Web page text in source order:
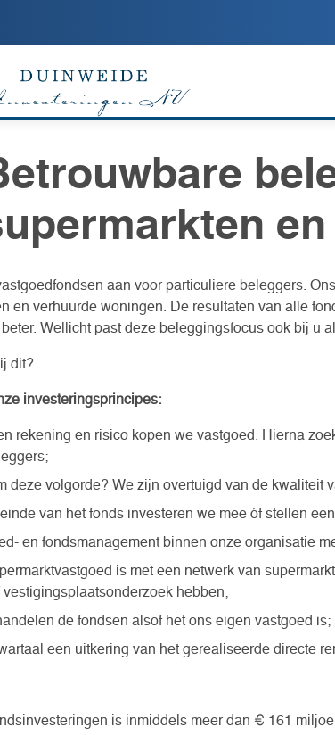
aan voor particuliere beleggers.
en verhuurde woningen. De resultaten van alle
Wellicht past deze beleggingsfocus ook bij u
dit?
investeringsprincipes:
rekening en risico kopen we vastgoed. Hierna
deze volgorde? We zijn overtuigd van de kwaliteit
einde van het fonds investeren we mee óf stellen
en fondsmanagement binnen onze organisatie
is met een netwerk van
vestigingsplaatsonderzoek hebben;
de fondsen alsof het ons eigen vastgoed is;
een uitkering van het gerealiseerde directe
is inmiddels meer dan € 161